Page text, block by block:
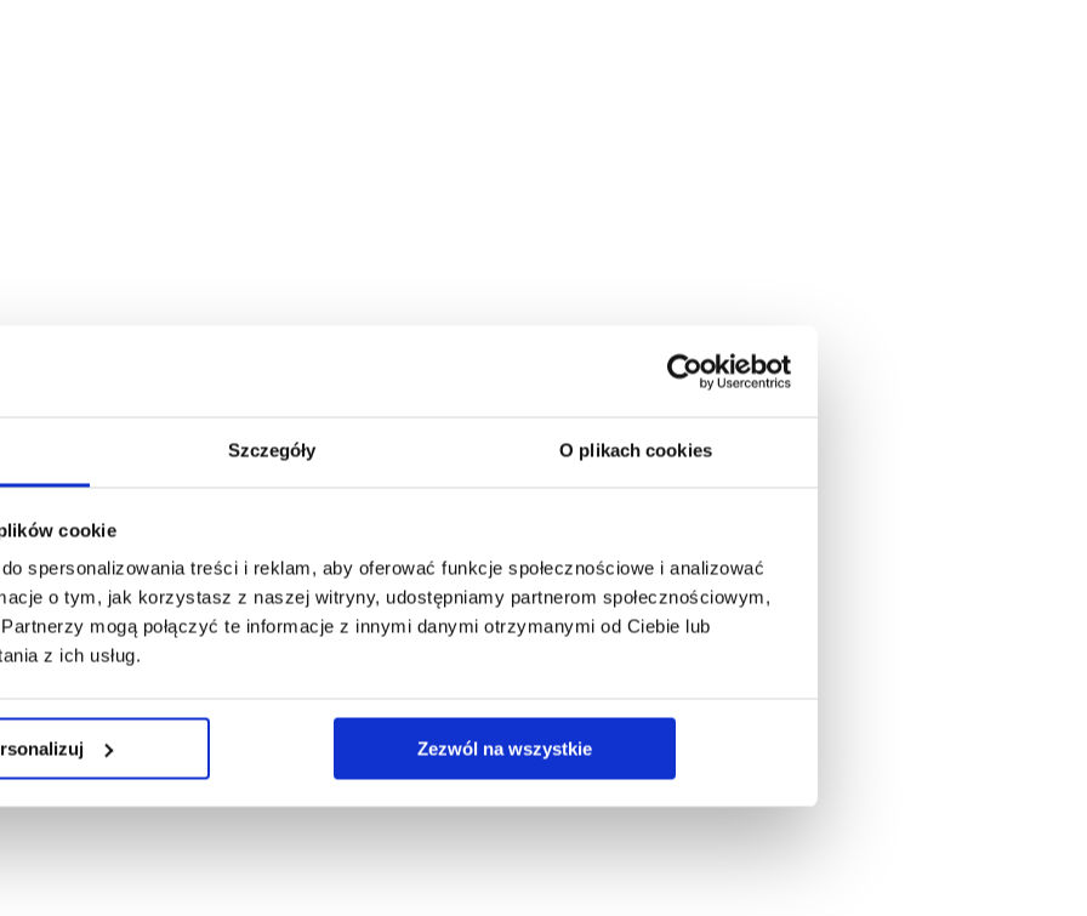
Szczegóły O plikach cookies
cookie
spersonalizowania treści i reklam, aby oferować funkcje społecznościowe i analizować
o tym, jak korzystasz z naszej witryny, udostępniamy partnerom społecznościowym,
mogą połączyć te informacje z innymi danymi otrzymanymi od Ciebie lub
z ich usług.
Zezwól na wszystkie